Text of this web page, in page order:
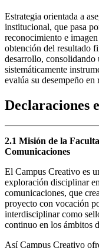
Estrategia orientada a
institucional, que pasa
reconocimiento e
obtención del resultado
desarrollo, consolidando
sistemáticamente
evalúa su desempeño
Declaraciones
2.1 Misión de la
Comunicaciones
El Campus Creativo es
exploración disciplinar
comunicaciones, que
proyecto con vocación
interdisciplinar como
continuo en los ámbitos
Así Campus Creativo